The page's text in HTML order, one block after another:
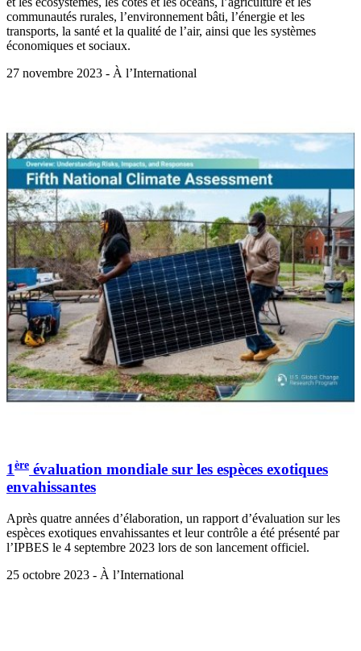
communautés rurales, l’environnement bâti, l’énergie et les
transports, la santé et la qualité de l’air, ainsi que les systèmes
économiques et sociaux.
27 novembre 2023 - À l’International
1ère évaluation mondiale sur les espèces exotiques
envahissantes
Après quatre années d’élaboration, un rapport d’évaluation sur les
espèces exotiques envahissantes et leur contrôle a été présenté par
l’IPBES le 4 septembre 2023 lors de son lancement officiel.
25 octobre 2023 - À l’International